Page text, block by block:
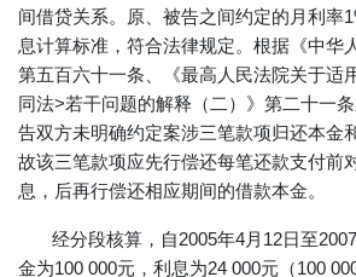
间借贷关系。原、被告之间约定的月利率
息计算标准，符合法律规定。根据《中华
第五百六十一条、《最高人民法院关于适
同法>若干问题的解释（二）》第二十一
告双方未明确约定案涉三笔款项归还本金
故该三笔款项应先行偿还每笔还款支付前
息，后再行偿还相应期间的借款本金。
经分段核算，自2005年4月12日至
金为100 000元，利息为24 000元（100